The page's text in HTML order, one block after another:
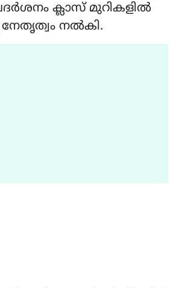
ക്ലാസ് മുറികളിൽ
നേതൃത്വം നൽകി.